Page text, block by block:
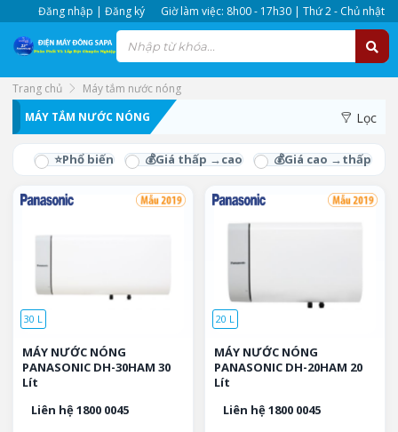
Đăng nhập | Đăng ký Giờ làm việc: 8h00 - 17h30 | Thứ 2 - Chủ nhật
Trang chủ Máy tắm nước nóng
Mua máy tắm nước nóng giá rẻ, đổi trả trong 30 ngày khi có lỗi.
Máy tắm nước nóng bao giá toàn kênh siêu thị Miền Nam, giá
bao trọn gói.
MÁY TẮM NƯỚC NÓNG Lọc
30 L
MÁY NƯỚC NÓNG
PANASONIC DH-30HAM 30
Lít
Liên hệ 1800 0045
20 L
MÁY NƯỚC NÓNG
PANASONIC DH-20HAM 20
Lít
Liên hệ 1800 0045